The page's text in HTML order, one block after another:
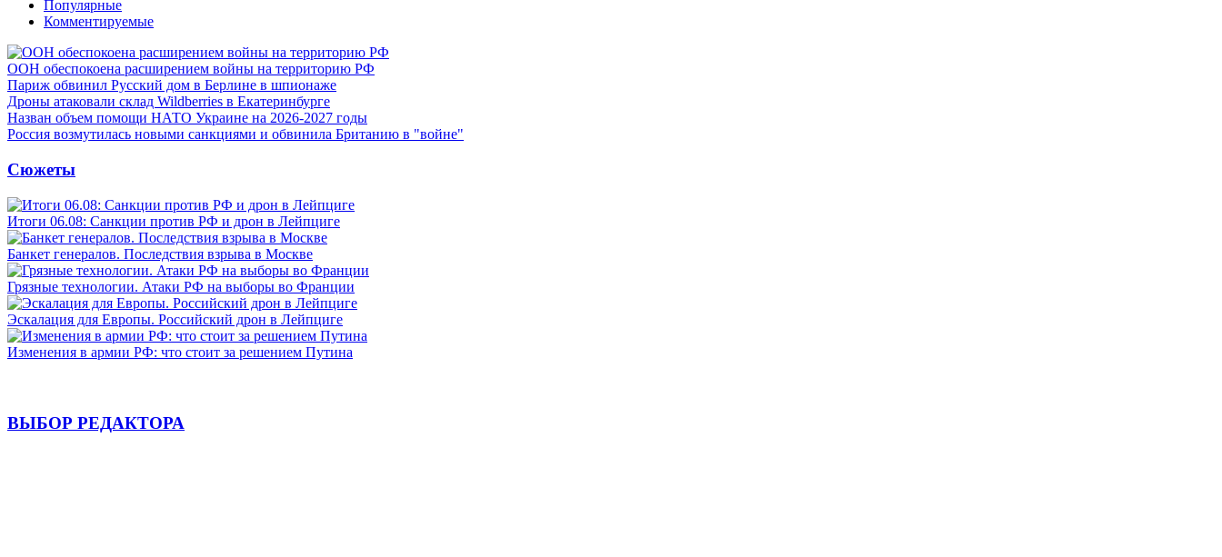
Популярные
Комментируемые
ООН обеспокоена расширением войны на территорию РФ
Париж обвинил Русский дом в Берлине в шпионаже
Дроны атаковали склад Wildberries в Екатеринбурге
Назван объем помощи НАТО Украине на 2026-2027 годы
Россия возмутилась новыми санкциями и обвинила Британию в "войне"
Сюжеты
Итоги 06.08: Санкции против РФ и дрон в Лейпциге
Банкет генералов. Последствия взрыва в Москве
Грязные технологии. Атаки РФ на выборы во Франции
Эскалация для Европы. Российский дрон в Лейпциге
Изменения в армии РФ: что стоит за решением Путина
ВЫБОР РЕДАКТОРА